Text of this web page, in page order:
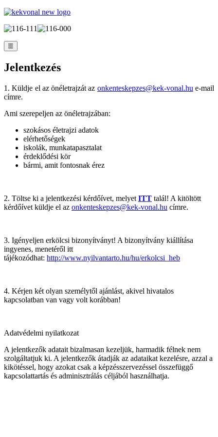
☰
Jelentkezés
1. Küldje el az önéletrajzát az onkenteskepzes@kek-vonal.hu e-mail
címre.
Ami szerepeljen az önéletrajzában:
szokásos életrajzi adatok
elérhetőségek
iskolák, munkatapasztalat
érdeklődési kör
bármi, amit fontosnak érez
2. Töltse ki a jelentkezési kérdőívet, melyet ITT talál! A kitöltött
kérdőívet küldje el az onkenteskepzes@kek-vonal.hu címre.
3. Igényeljen erkölcsi bizonyítványt! A bizonyítvány kiállítása
ingyenes, menetéről itt
tájékozódhat: http://www.nyilvantarto.hu/hu/erkolcsi_heb
4. Kérjen két olyan személytől ajánlást, akivel hivatalos
kapcsolatban van vagy volt korábban!
Adatvédelmi nyilatkozat
A jelentkezők adatait bizalmasan kezeljük, harmadik félnek nem
szolgáltatjuk ki. A jelentkezők átadják az adataikat kezelésre, azzal a
kikötéssel, hogy azokat csak a képzésszervezéssel összefüggő
kapcsolattartás és adminisztrálás céljából használhatja.